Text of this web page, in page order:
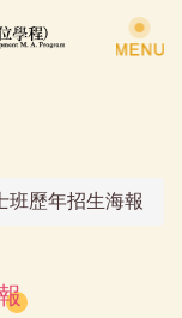
班歷年招生海報